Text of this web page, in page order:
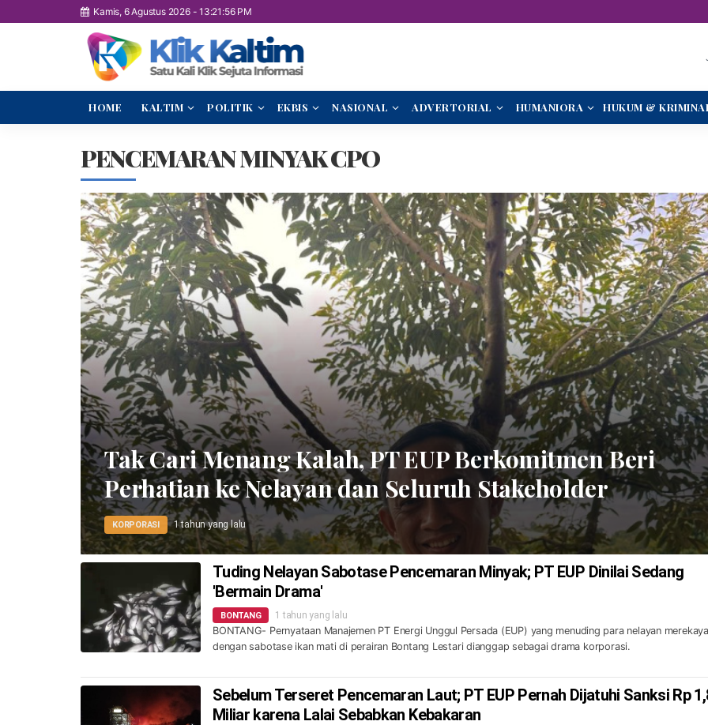
Kamis, 6 Agustus 2026-13:21:57 PM
HOME KALTIM POLITIK EKBIS NASIONAL ADVERTORIAL HUMANIORA HUKUM &
PENCEMARAN MINYAK CPO
Tak Cari Menang Kalah, PT EUP Berkomitmen Beri
Perhatian ke Nelayan dan Seluruh Stakeholder
KORPORASI 1 tahun yang lalu
Tuding Nelayan Sabotase Pencemaran Minyak; PT EUP Dinilai Sedang
'Bermain Drama'
BONTANG 1 tahun yang lalu
BONTANG- Pernyataan Manajemen PT Energi Unggul Persada (EUP) yang menuding para nelayan
dengan sabotase ikan mati di perairan Bontang Lestari dianggap sebagai drama korporasi.
Sebelum Terseret Pencemaran Laut; PT EUP Pernah Dijatuhi Sanksi Rp
Miliar karena Lalai Sebabkan Kebakaran